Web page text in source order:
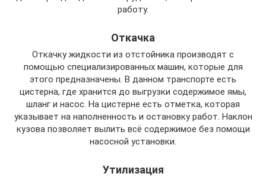
работу.
Откачка
Откачку жидкости из отстойника производят с
помощью специализированных машин, которые для
этого предназначены. В данном транспорте есть
цистерна, где хранится до выгрузки содержимое ямы,
шланг и насос. На цистерне есть отметка, которая
указывает на наполненность и остановку работ. Наклон
кузова позволяет вылить всё содержимое без помощи
насосной установки.
Утилизация